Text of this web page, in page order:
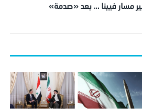
مسار فيينا … بعد «صدمة»